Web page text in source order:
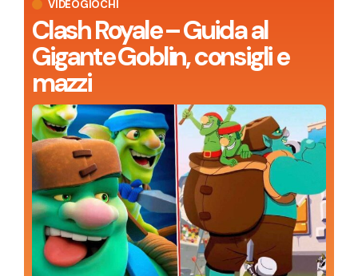
VIDEOGIOCHI
Clash Royale – Guida al
Gigante Goblin, consigli e
mazzi